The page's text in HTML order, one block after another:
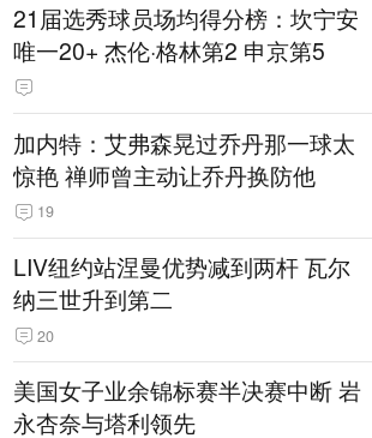
21届选秀球员场均得分榜：坎宁安
唯一20+ 杰伦·格林第2 申京第5
加内特：艾弗森晃过乔丹那一球太
惊艳 禅师曾主动让乔丹换防他
19
LIV纽约站涅曼优势减到两杆 瓦尔
纳三世升到第二
20
美国女子业余锦标赛半决赛中断 岩
永杏奈与塔利领先